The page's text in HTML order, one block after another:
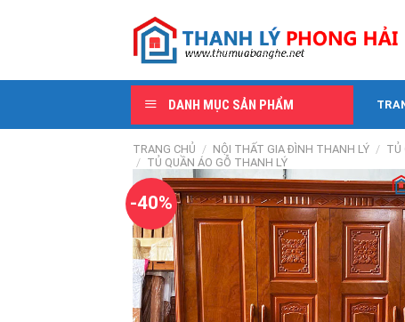
DANH MỤC SẢN PHẨM
TRANG CHỦ / NỘI THẤT GIA ĐÌNH THANH LÝ / TỦ
/ TỦ QUẦN ÁO GỖ THANH LÝ
-40%